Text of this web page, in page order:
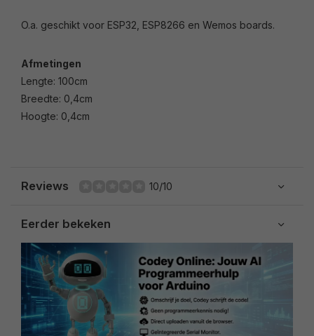
O.a. geschikt voor ESP32, ESP8266 en Wemos boards.
Afmetingen
Lengte: 100cm
Breedte: 0,4cm
Hoogte: 0,4cm
Reviews 10/10
Eerder bekeken